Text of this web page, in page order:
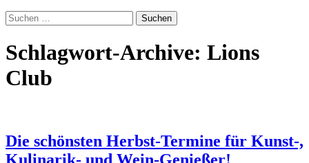
Suchen
nach:
Schlagwort-Archive: Lions
Club
Die schönsten Herbst-Termine für Kunst-,
Kulinarik- und Wein-Genießer!